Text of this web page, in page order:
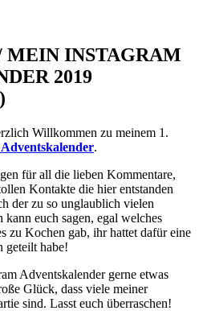
MEIN INSTAGRAM
2019
Willkommen zu meinem 1.
.
für all die lieben Kommentare,
Kontakte die hier entstanden
der zu so unglaublich vielen
euch sagen, egal welches
zu Kochen gab, ihr hattet dafür eine
geteilt habe!
Adventskalender gerne etwas
Glück, dass viele meiner
sind. Lasst euch überraschen!